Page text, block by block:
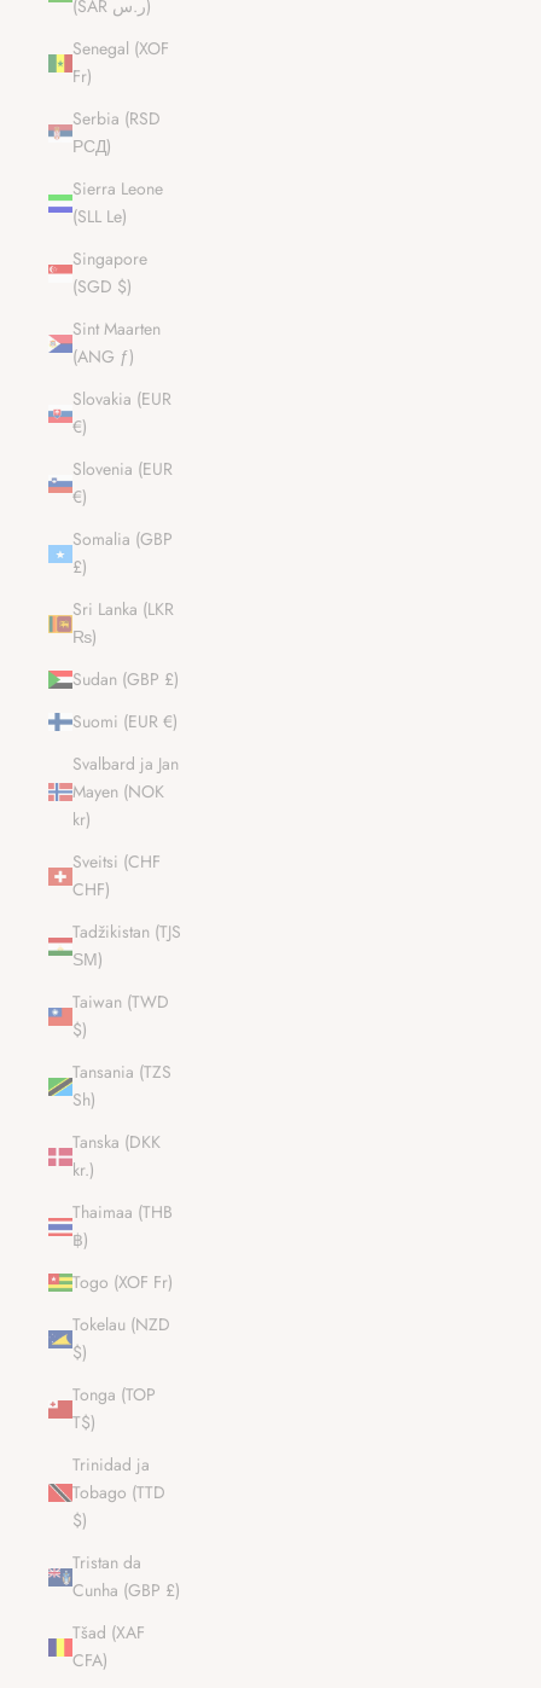
(SAR ر.س)
Senegal (XOF
Fr)
Serbia (RSD
РСД)
Sierra Leone
(SLL Le)
Singapore
(SGD $)
Sint Maarten
(ANG ƒ)
Slovakia (EUR
€)
Slovenia (EUR
€)
Somalia (GBP
£)
Sri Lanka (LKR
₨)
Sudan (GBP £)
Suomi (EUR €)
Svalbard ja Jan
Mayen (NOK
kr)
Sveitsi (CHF
CHF)
Tadžikistan (TJS
ЅМ)
Taiwan (TWD
$)
Tansania (TZS
Sh)
Tanska (DKK
kr.)
Thaimaa (THB
฿)
Togo (XOF Fr)
Tokelau (NZD
$)
Tonga (TOP
T$)
Trinidad ja
Tobago (TTD
$)
Tristan da
Cunha (GBP £)
Tšad (XAF
CFA)